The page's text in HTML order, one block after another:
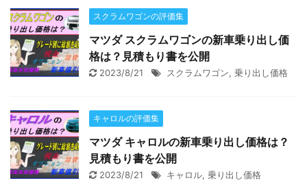
スクラムワゴンの評価集
マツダ スクラムワゴンの新車乗り出し価
格は？見積もり書を公開
2023/8/21 スクラムワゴン, 乗り出し価格
キャロルの評価集
マツダ キャロルの新車乗り出し価格は？
見積もり書を公開
2023/8/21 キャロル, 乗り出し価格